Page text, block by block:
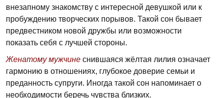
внезапному знакомству с интересной девушкой или к
пробуждению творческих порывов. Такой сон бывает
предвестником новой дружбы или возможности
показать себя с лучшей стороны.
Женатому мужчине снившаяся жёлтая лилия означает
гармонию в отношениях, глубокое доверие семьи и
преданность супруги. Иногда такой сон напоминает о
необходимости беречь чувства близких.